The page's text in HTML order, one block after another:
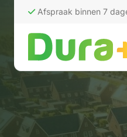
Afspraak binnen 7